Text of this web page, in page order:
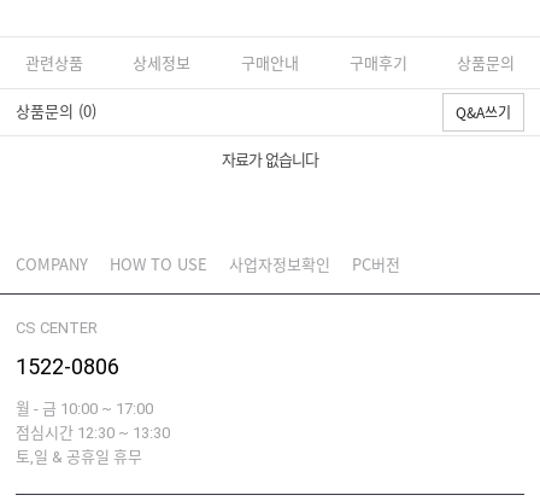
관련상품 상세정보 구매안내 구매후기 상품문의
상품문의 (0) Q&A쓰기
자료가 없습니다
COMPANY HOW TO USE 사업자정보확인 PC버전
CS CENTER
1522-0806
월 - 금 10:00 ~ 17:00
점심시간 12:30 ~ 13:30
토,일 & 공휴일 휴무